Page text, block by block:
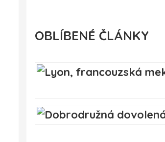
OBLÍBENÉ ČLÁNKY